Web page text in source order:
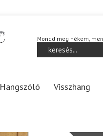
Mondd meg nékem,
Hangszóló Visszhang